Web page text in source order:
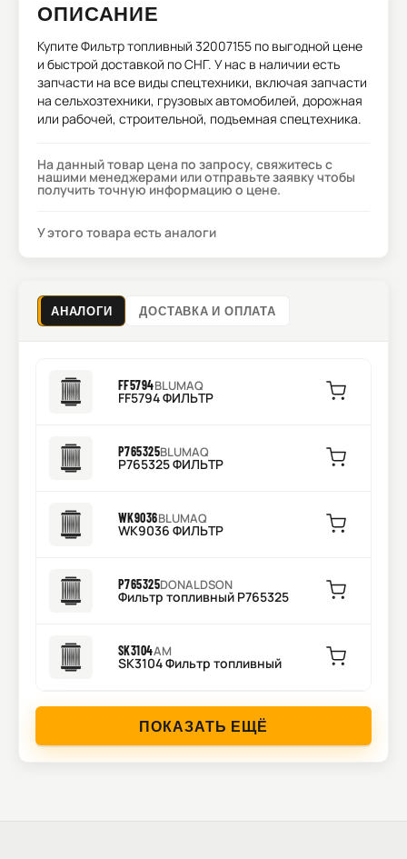
ОПИСАНИЕ
КупитеФильтр топливный 32007155 по выгодной цене
и быстрой доставкой по СНГ. У нас в наличии есть
запчасти на все виды спецтехники, включая запчасти
на сельхозтехники, грузовых автомобилей, дорожная
или рабочей, строительной, подъемная спецтехника.
На данный товар цена по запросу, свяжитесь с
нашими менеджерами или отправьте заявку чтобы
получить точную информацию о цене.
У этого товара есть аналоги
АНАЛОГИ ДОСТАВКА И ОПЛАТА
FF5794BLUMAQ
FF5794 ФИЛЬТР
P765325BLUMAQ
P765325 ФИЛЬТР
WK9036BLUMAQ
WK9036 ФИЛЬТР
P765325DONALDSON
Фильтр топливный P765325
SK3104AM
SK3104 Фильтр топливный
ПОКАЗАТЬ ЕЩЁ